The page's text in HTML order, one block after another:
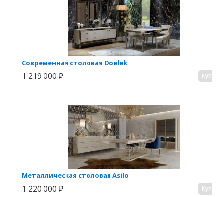
Современная столовая Doelek
1 219 000 ₽
Металлическая столовая Asilo
1 220 000 ₽